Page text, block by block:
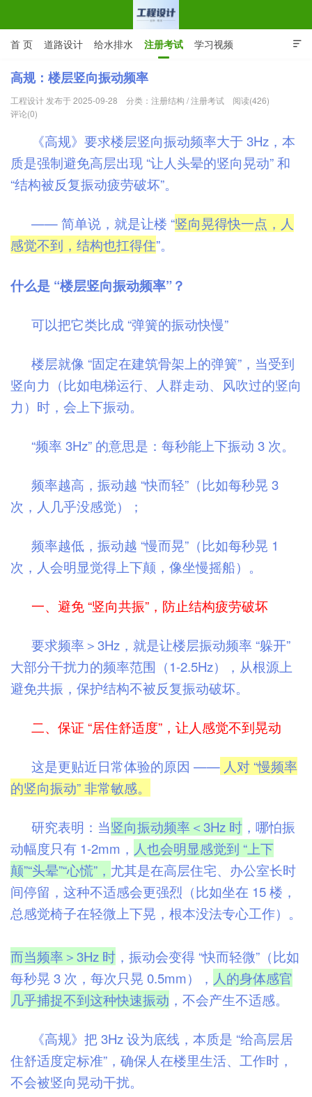

首 页 道路设计 给水排水 注册考试 学习视频
CAD图纸 专业词汇 规范下载
高规：楼层竖向振动频率
工程设计 发布于 2025-09-28 分类： 注册结构 /注册考试
阅读(426)
评论(0)
《高规》要求楼层竖向振动频率大于 3Hz，本
质是强制避免高层出现 “让人头晕的竖向晃动” 和
“结构被反复振动疲劳破坏”。
—— 简单说，就是让楼 “竖向晃得快一点，人
感觉不到，结构也扛得住”。
什么是 “楼层竖向振动频率”？
可以把它类比成 “弹簧的振动快慢”
楼层就像 “固定在建筑骨架上的弹簧”，当受到
竖向力（比如电梯运行、人群走动、风吹过的竖向
力）时，会上下振动。
“频率 3Hz” 的意思是：每秒能上下振动 3 次。
频率越高，振动越 “快而轻”（比如每秒晃 3
次，人几乎没感觉）；
频率越低，振动越 “慢而晃”（比如每秒晃 1
次，人会明显觉得上下颠，像坐慢摇船）。
一、 避免 “竖向共振”，防止结构疲劳破坏
要求频率＞3Hz，就是让楼层振动频率 “躲开”
大部分干扰力的频率范围（1-2.5Hz），从根源上
避免共振，保护结构不被反复振动破坏。
二、保证 “居住舒适度”，让人感觉不到晃动
这是更贴近日常体验的原因 —— 人对 “慢频率
的竖向振动” 非常敏感。
研究表明：当竖向振动频率＜3Hz 时 ，哪怕振
动幅度只有 1-2mm， 人也会明显感觉到 “上下
颠”“头晕”“心慌”， 尤其是在高层住宅、办公室长时
间停留，这种不适感会更强烈（比如坐在 15 楼，
总感觉椅子在轻微上下晃，根本没法专心工作）。
而当频率＞3Hz 时 ，振动会变得 “快而轻微”（比如
每秒晃 3 次，每次只晃 0.5mm）， 人的身体感官
几乎捕捉不到这种快速振动 ，不会产生不适感。
《高规》把 3Hz 设为底线，本质是 “给高层居
住舒适度定标准”，确保人在楼里生活、工作时，
不会被竖向晃动干扰。